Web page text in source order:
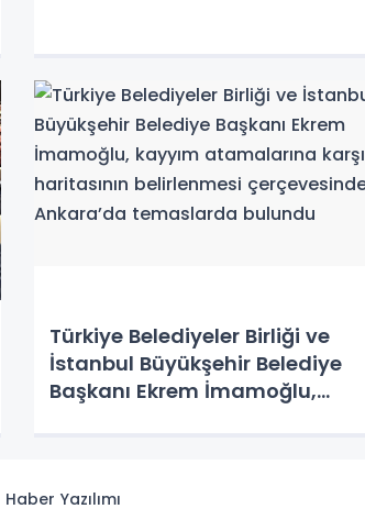
Türkiye Belediyeler Birliği ve
İstanbul Büyükşehir Belediye
Başkanı Ekrem İmamoğlu,
temaslarda bulundu
Haber Yazılımı